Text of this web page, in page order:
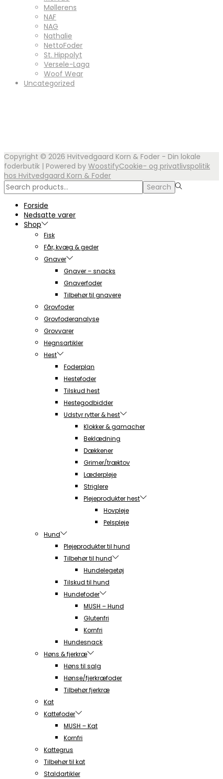
Møllerens
NAF
NAG
Nathalie
NettoFoder
St. Hippolyt
Versele-Laga
Woof Wear
Uncategorized
Copyright © 2026 Hvitvedgaard Korn & Foder - Din lokale
foderbutik | Powered by WoostifyCookie- og privatlivspolitik
hos Hvitvedgaard Korn & Foder
Search
for:>
Search
Forside
Nedsatte varer
Shop
Fisk
Får, kvæg & geder
Gnaver
Gnaver – snacks
Gnaverfoder
Tilbehør til gnavere
Grovfoder
Grovfoderanalyse
Grovvarer
Hegnsartikler
Hest
Foderplan
Hestefoder
Tilskud hest
Hestegodbidder
Udstyr rytter & hest
Klokker & gamacher
Beklædning
Dækkener
Grimer/træktov
Læderpleje
Striglere
Plejeprodukter hest
Hovpleje
Pelspleje
Hund
Plejeprodukter til hund
Tilbehør til hund
Hundelegetøj
Tilskud til hund
Hundefoder
MUSH – Hund
Glutenfri
Kornfri
Hundesnack
Høns & fjerkræ
Høns til salg
Hønse/fjerkræfoder
Tilbehør fjerkræ
Kat
Kattefoder
MUSH – Kat
Kornfri
Kattegrus
Tilbehør til kat
Staldartikler